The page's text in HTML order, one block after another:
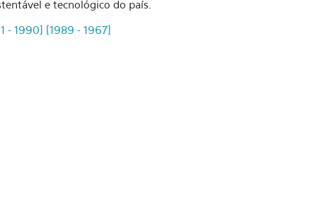
e tecnológico do país.
- 1990] [1989 - 1967]